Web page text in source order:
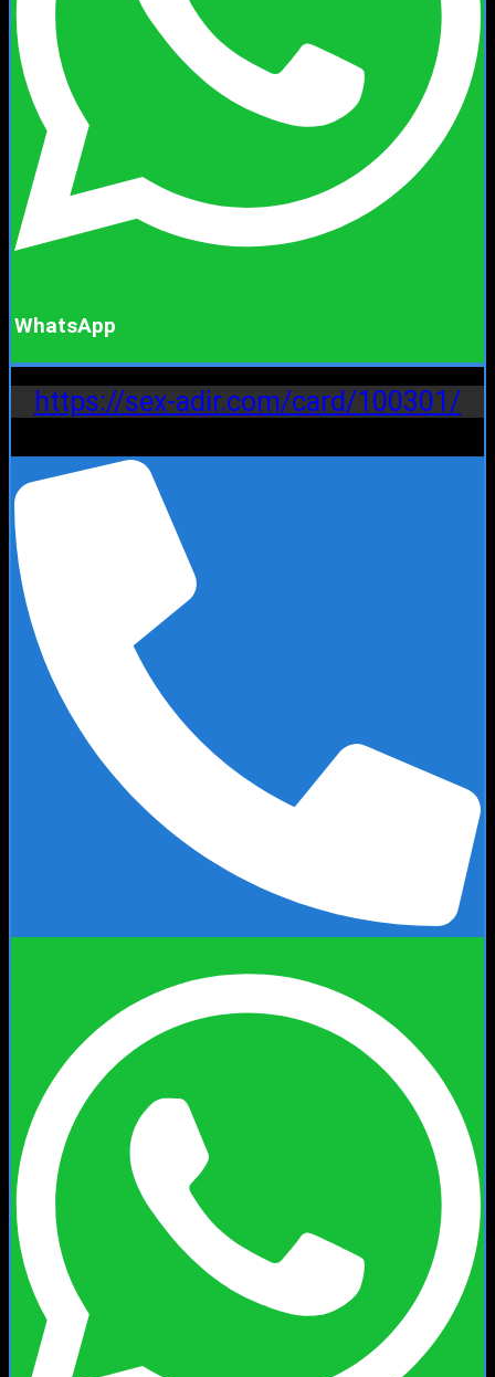
WhatsApp
https://sex-adir.com/card/100301/